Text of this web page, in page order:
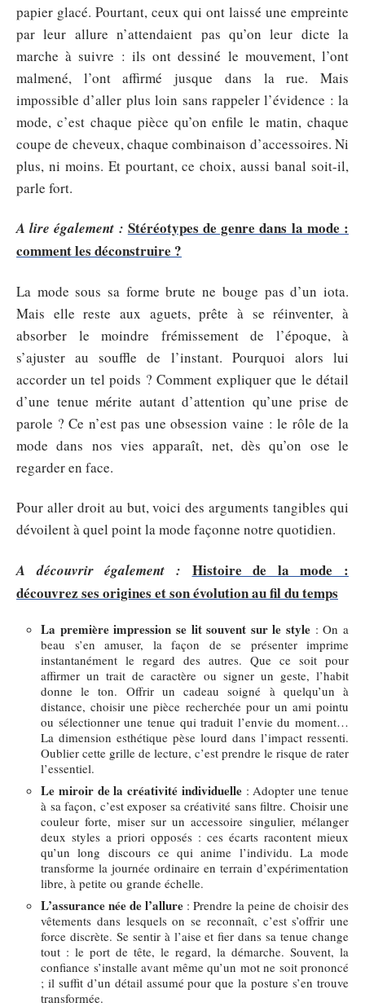
papier glacé. Pourtant, ceux qui ont laissé une empreinte
par leur allure n’attendaient pas qu’on leur dicte la
marche à suivre : ils ont dessiné le mouvement, l’ont
malmené, l’ont affirmé jusque dans la rue. Mais
impossible d’aller plus loin sans rappeler l’évidence : la
mode, c’est chaque pièce qu’on enfile le matin, chaque
coupe de cheveux, chaque combinaison d’accessoires. Ni
plus, ni moins. Et pourtant, ce choix, aussi banal soit-il,
parle fort.
A lire également : Stéréotypes de genre dans la mode :
comment les déconstruire ?
La mode sous sa forme brute ne bouge pas d’un iota.
Mais elle reste aux aguets, prête à se réinventer, à
absorber le moindre frémissement de l’époque, à
s’ajuster au souffle de l’instant. Pourquoi alors lui
accorder un tel poids ? Comment expliquer que le détail
d’une tenue mérite autant d’attention qu’une prise de
parole ? Ce n’est pas une obsession vaine : le rôle de la
mode dans nos vies apparaît, net, dès qu’on ose le
regarder en face.
Pour aller droit au but, voici des arguments tangibles qui
dévoilent à quel point la mode façonne notre quotidien.
A découvrir également :
Histoire de la mode :
découvrez ses origines et son évolution au fil du temps
La première impression se lit souvent sur le style : On a
beau s’en amuser, la façon de se présenter imprime
instantanément le regard des autres. Que ce soit pour
affirmer un trait de caractère ou signer un geste, l’habit
donne le ton. Offrir un cadeau soigné à quelqu’un à
distance, choisir une pièce recherchée pour un ami pointu
ou sélectionner une tenue qui traduit l’envie du moment…
La dimension esthétique pèse lourd dans l’impact ressenti.
Oublier cette grille de lecture, c’est prendre le risque de rater
l’essentiel.
Le miroir de la créativité individuelle: Adopter une tenue
à sa façon, c’est exposer sa créativité sans filtre. Choisir une
couleur forte, miser sur un accessoire singulier, mélanger
deux styles a priori opposés : ces écarts racontent mieux
qu’un long discours ce qui anime l’individu. La mode
transforme la journée ordinaire en terrain d’expérimentation
libre, à petite ou grande échelle.
L’assurance née de l’allure : Prendre la peine de choisir des
vêtements dans lesquels on se reconnaît, c’est s’offrir une
force discrète. Se sentir à l’aise et fier dans sa tenue change
tout : le port de tête, le regard, la démarche. Souvent, la
confiance s’installe avant même qu’un mot ne soit prononcé
; il suffit d’un détail assumé pour que la posture s’en trouve
transformée.